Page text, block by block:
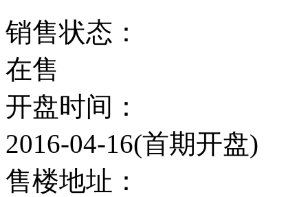
销售状态：
在售
开盘时间：
2016-04-16(首期开盘)
售楼地址：